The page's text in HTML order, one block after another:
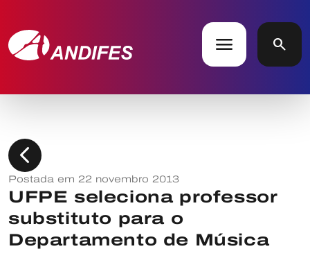
menu search
chevron_left
Postada em 22 novembro 2013
UFPE seleciona professor
substituto para o
Departamento de Música